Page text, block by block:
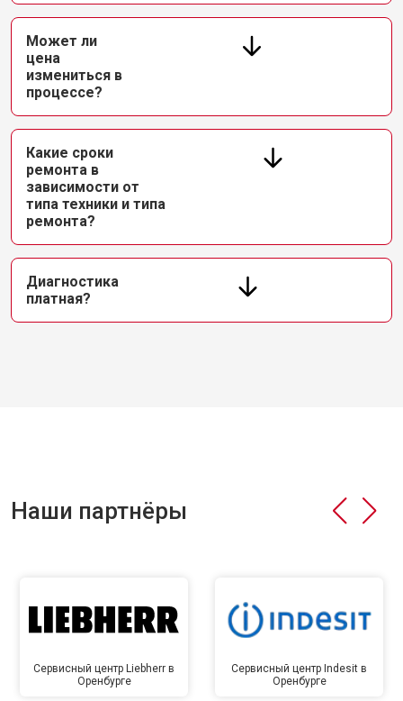
Может ли
цена
измениться в
процессе?
Какие сроки
ремонта в
зависимости от
типа техники и типа
ремонта?
Диагностика
платная?
Наши партнёры
Сервисный центр Liebherr в
Оренбурге
Сервисный центр Indesit в
Оренбурге